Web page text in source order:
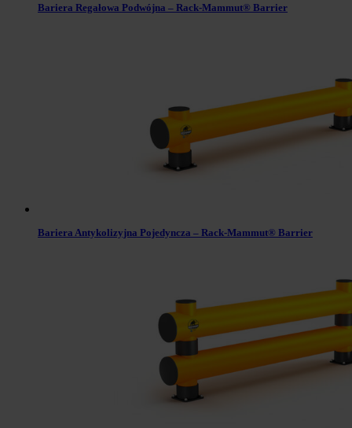
Bariera Regałowa Podwójna – Rack-Mammut® Barrier
Bariera Antykolizyjna Pojedyncza – Rack-Mammut® Barrier